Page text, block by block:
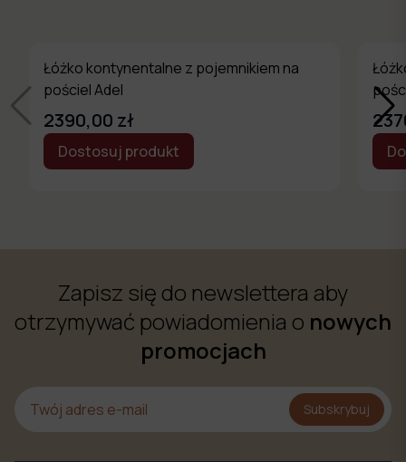
Łóżko kontynentalne z pojemnikiem na
pościel Adel
2390,00 zł
Dostosuj produkt
Zapisz się do newslettera aby
otrzymywać powiadomienia o nowych
promocjach
Subskrybuj